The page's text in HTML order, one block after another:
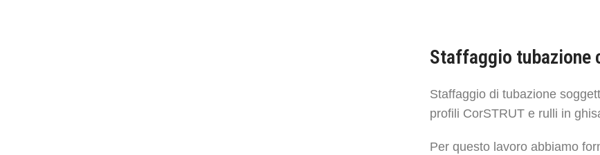
Staffaggio tubazione
Staffaggio di tubazione
profili CorSTRUT e rulli in
Per questo lavoro abbiamo